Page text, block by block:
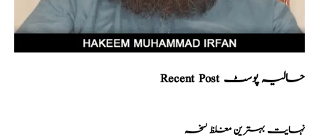
Recent Post حالیہ پوسٹ
نہایت بہترین مغلظ نسخہ